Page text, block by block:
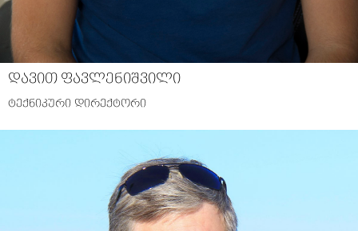
დავით ფავლენიშვილი
ტექნიკური დირექტორი